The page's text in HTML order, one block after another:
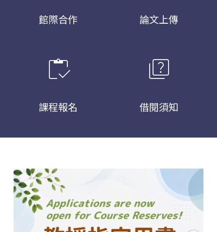
館際合作 論文上傳
inventory
課程報名
quiz
借閱須知